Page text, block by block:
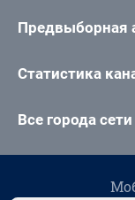
Предвыборная
Статистика
Все города сети